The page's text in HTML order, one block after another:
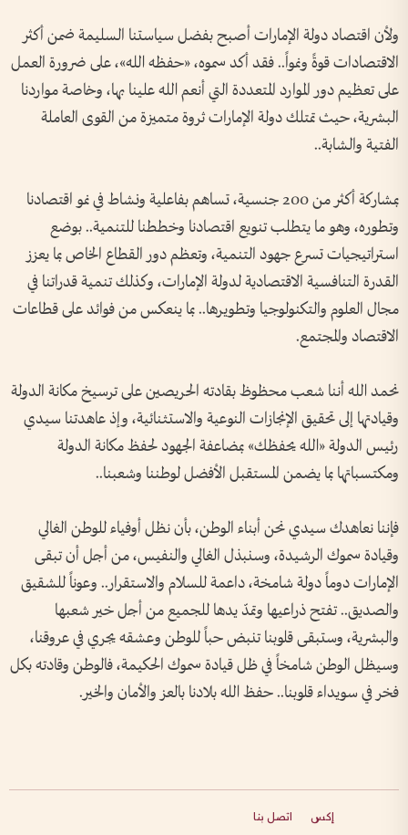
ولأن اقتصاد دولة الإمارات أصبح بفضل سياستنا السليمة ضمن أكثر
الاقتصادات قوةً ونمواً.. فقد أكد سموه، «حفظه الله»، على ضرورة العمل
على تعظيم دور الموارد المتعددة التي أنعم الله علينا بها، وخاصة مواردنا
البشرية، حيث تمتلك دولة الإمارات ثروة متميزة من القوى العاملة
الفتية والشابة..
بمشاركة أكثر من 200 جنسية، تساهم بفاعلية ونشاط في نمو اقتصادنا
وتطوره، وهو ما يتطلب تنويع اقتصادنا وخططنا للتنمية.. بوضع
استراتيجيات تسرع جهود التنمية، وتعظم دور القطاع الخاص بما يعزز
القدرة التنافسية الاقتصادية لدولة الإمارات، وكذلك تنمية قدراتنا في
مجال العلوم والتكنولوجيا وتطويرها.. بما ينعكس من فوائد على قطاعات
الاقتصاد والمجتمع.
نحمد الله أننا شعب محظوظ بقادته الحريصين على ترسيخ مكانة الدولة
وقيادتها إلى تحقيق الإنجازات النوعية والاستثنائية، وإذ عاهدتنا سيدي
رئيس الدولة «الله يحفظك» بمضاعفة الجهود لحفظ مكانة الدولة
ومكتسباتها بما يضمن المستقبل الأفضل لوطننا وشعبنا..
فإننا نعاهدك سيدي نحن أبناء الوطن، بأن نظل أوفياء للوطن الغالي
وقيادة سموك الرشيدة، وسنبذل الغالي والنفيس، من أجل أن تبقى
الإمارات دوماً دولة شامخة، داعمة للسلام والاستقرار.. وعوناً للشقيق
والصديق.. تفتح ذراعيها وتمدّ يدها للجميع من أجل خير شعبها
والبشرية، وستبقى قلوبنا تنبض حباً للوطن وعشقه يجري في عروقنا،
وسيظل الوطن شامخاً في ظل قيادة سموك الحكيمة، فالوطن وقادته بكل
فخر في سويداء قلوبنا.. حفظ الله بلادنا بالعز والأمان والخير.
إكس
اتصل بنا